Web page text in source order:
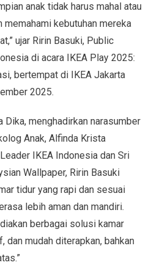
anak tidak harus mahal atau
memahami kebutuhan mereka
ujar Ririn Basuki, Public
di acara IKEA Play 2025:
bertempat di IKEA Jakarta
2025.
Dika, menghadirkan narasumber
Anak, Alfinda Krista
IKEA Indonesia dan Sri
Wallpaper, Ririn Basuki
tidur yang rapi dan sesuai
lebih aman dan mandiri.
berbagai solusi kamar
dan mudah diterapkan, bahkan